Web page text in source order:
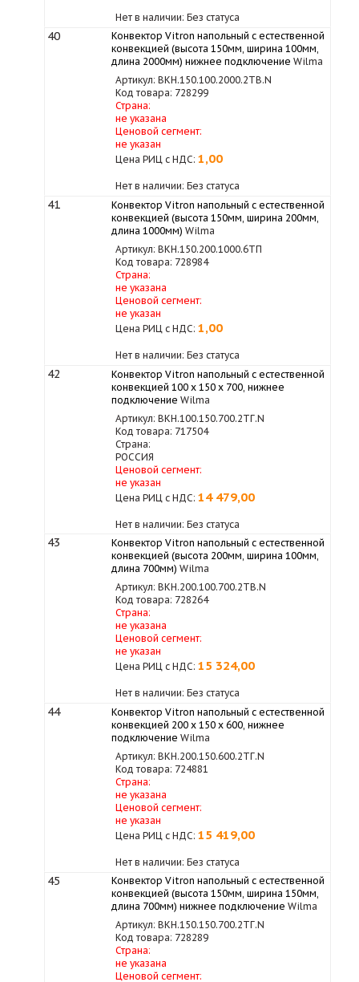
Нет в наличии: Без статуса
40
Конвектор Vitron напольный с естественной
конвекцией (высота 150мм, ширина 100мм,
длина 2000мм) нижнее подключение Wilma
Артикул: ВКН.150.100.2000.2ТВ.N
Код товара: 728299
Страна:
не указана
Ценовой сегмент:
не указан
Цена РИЦ с НДС: 1,00
Нет в наличии: Без статуса
41
Конвектор Vitron напольный с естественной
конвекцией (высота 150мм, ширина 200мм,
длина 1000мм) Wilma
Артикул: ВКН.150.200.1000.6ТП
Код товара: 728984
Страна:
не указана
Ценовой сегмент:
не указан
Цена РИЦ с НДС: 1,00
Нет в наличии: Без статуса
42
Конвектор Vitron напольный с естественной
конвекцией 100 х 150 х 700, нижнее
подключение Wilma
Артикул: ВКН.100.150.700.2ТГ.N
Код товара: 717504
Страна:
РОССИЯ
Ценовой сегмент:
не указан
Цена РИЦ с НДС: 14 479,00
Нет в наличии: Без статуса
43
Конвектор Vitron напольный с естественной
конвекцией (высота 200мм, ширина 100мм,
длина 700мм) Wilma
Артикул: ВКН.200.100.700.2ТВ.N
Код товара: 728264
Страна:
не указана
Ценовой сегмент:
не указан
Цена РИЦ с НДС: 15 324,00
Нет в наличии: Без статуса
44
Конвектор Vitron напольный с естественной
конвекцией 200 х 150 х 600, нижнее
подключение Wilma
Артикул: ВКН.200.150.600.2ТГ.N
Код товара: 724881
Страна:
не указана
Ценовой сегмент:
не указан
Цена РИЦ с НДС: 15 419,00
Нет в наличии: Без статуса
45
Конвектор Vitron напольный с естественной
конвекцией (высота 150мм, ширина 150мм,
длина 700мм) нижнее подключение Wilma
Артикул: ВКН.150.150.700.2ТГ.N
Код товара: 728289
Страна:
не указана
Ценовой сегмент: